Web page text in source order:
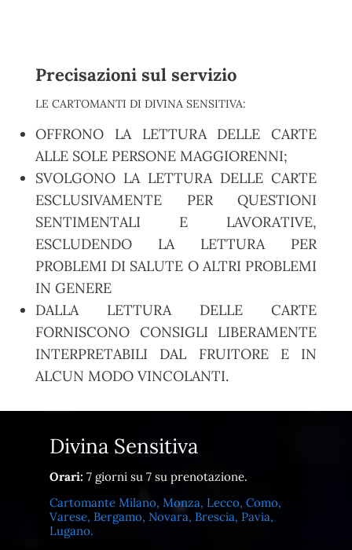
Precisazioni sul servizio
LE CARTOMANTI DI DIVINA SENSITIVA:
OFFRONO LA LETTURA DELLE CARTE
ALLE SOLE PERSONE MAGGIORENNI;
SVOLGONO LA LETTURA DELLE CARTE
ESCLUSIVAMENTE PER QUESTIONI
SENTIMENTALI E LAVORATIVE,
ESCLUDENDO LA LETTURA PER
PROBLEMI DI SALUTE O ALTRI PROBLEMI
IN GENERE
DALLA LETTURA DELLE CARTE
FORNISCONO CONSIGLI LIBERAMENTE
INTERPRETABILI DAL FRUITORE E IN
ALCUN MODO VINCOLANTI.
Divina Sensitiva
Orari: 7 giorni su 7 su prenotazione.
Cartomante Milano, Monza, Lecco, Como,
Varese, Bergamo, Novara, Brescia, Pavia,
Lugano.